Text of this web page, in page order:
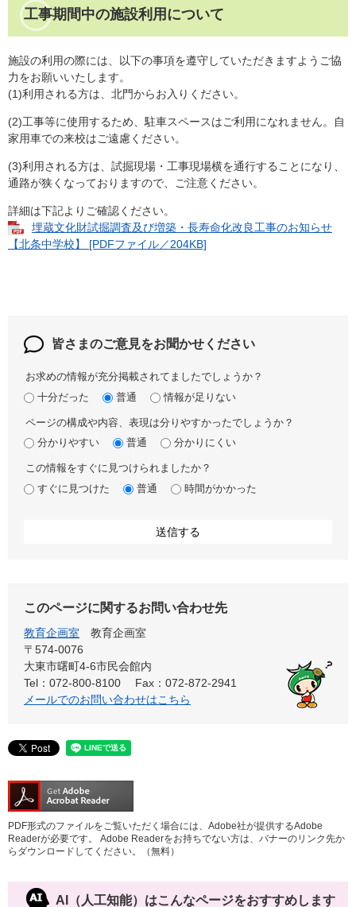
工事期間中の施設利用について
施設の利用の際には、以下の事項を遵守していただきますようご協
力をお願いいたします。
(1)利用される方は、北門からお入りください。
(2)工事等に使用するため、駐車スペースはご利用になれません。自
家用車での来校はご遠慮ください。
​(3)利用される方は、試掘現場・工事現場横を通行することになり、
通路が狭くなっておりますので、ご注意ください。
詳細は下記よりご確認ください。
埋蔵文化財試掘調査及び増築・長寿命化改良工事のお知らせ
【北条中学校】 [PDFファイル／204KB]
皆さまのご意見をお聞かせください
お求めの情報が充分掲載されてましたでしょうか？
十分だった
普通 情報が足りない
ページの構成や内容、表現は分りやすかったでしょうか？
分かりやすい
普通 分かりにくい
この情報をすぐに見つけられましたか？
すぐに見つけた
普通 時間がかかった
このページに関するお問い合わせ先
教育企画室
教育企画室
〒574-0076
大東市曙町4-6市民会館内
Tel：072-800-8100
Fax：072-872-2941
メールでのお問い合わせはこちら
PDF形式のファイルをご覧いただく場合には、Adobe社が提供するAdobe
Readerが必要です。
Adobe Readerをお持ちでない方は、バナーのリンク先か
らダウンロードしてください。（無料）
AI（人工知能）はこんなページをおすすめします